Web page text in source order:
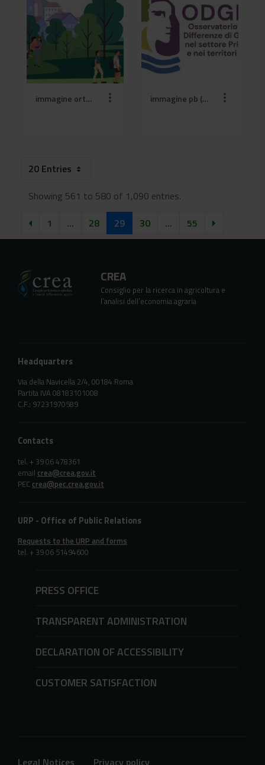
immagine orto botanico.jpg immagine pb (1).jpg
20 Entries
Showing 561 to 580 of 1,090 entries.
1
... 28 29 30 ... 55
CREA
Consiglio per la ricerca in agricoltura e
l’analisi dell’economia agraria
Headquarters
Via della Navicella 2/4, 00184 Roma
Partita IVA 08183101008
C.F.: 97231970589
Contacts
tel. + 39 06 478361
email crea@crea.gov.it
PEC crea@pec.crea.gov.it
URP - Office of Public Relations
Requests to the URP and forms
tel. + 39 06 51494600
PRESS OFFICE
TRANSPARENT ADMINISTRATION
DECLARATION OF ACCESSIBILITY
CUSTOMER SATISFACTION
Legal Notices Privacy policy